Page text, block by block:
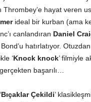
Thrombey’e hayat veren
ideal bir kurban (ama
canlandıran Daniel
hatırlatıyor.
‘Knock knock’ filmiyle
başarılı…
Bıçaklar Çekildi’